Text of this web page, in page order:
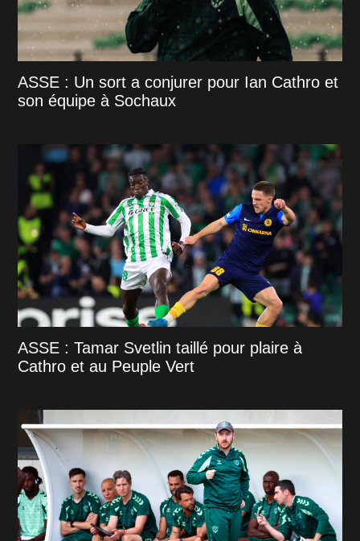
ASSE : Un sort a conjurer pour Ian Cathro et
son équipe à Sochaux
ASSE : Tamar Svetlin taillé pour plaire à
Cathro et au Peuple Vert